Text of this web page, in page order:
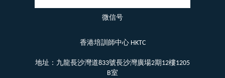
微信号
香港培訓師中心 HKTC
地址：九龍長沙灣道833號長沙灣廣場2期12樓1205
B室